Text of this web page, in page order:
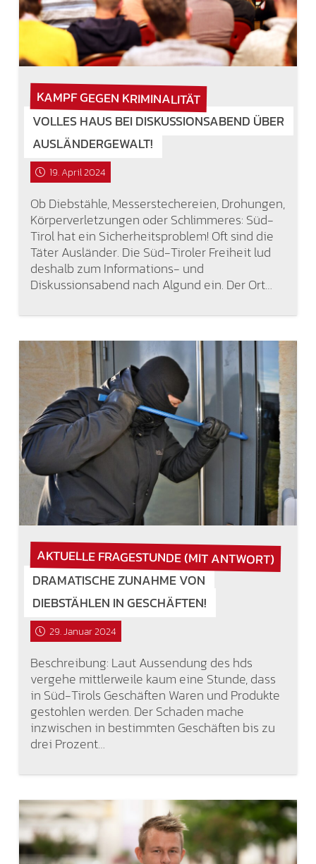
KAMPF GEGEN KRIMINALITÄT
VOLLES HAUS BEI DISKUSSIONSABEND ÜBER
AUSLÄNDERGEWALT!
19. April 2024
Ob Diebstähle, Messerstechereien, Drohungen,
Körperverletzungen oder Schlimmeres: Süd-
Tirol hat ein Sicherheitsproblem! Oft sind die
Täter Ausländer. Die Süd-Tiroler Freiheit lud
deshalb zum Informations- und
Diskussionsabend nach Algund ein. Der Ort…
AKTUELLE FRAGESTUNDE (MIT ANTWORT)
DRAMATISCHE ZUNAHME VON
DIEBSTÄHLEN IN GESCHÄFTEN!
29. Januar 2024
Beschreibung: Laut Aussendung des hds
vergehe mittlerweile kaum eine Stunde, dass
in Süd-Tirols Geschäften Waren und Produkte
gestohlen werden. Der Schaden mache
inzwischen in bestimmten Geschäften bis zu
drei Prozent…